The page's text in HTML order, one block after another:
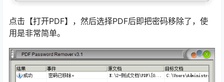
点击【打开PDF】，然后选择PDF后即把密码移除了，使
用是非常简单。